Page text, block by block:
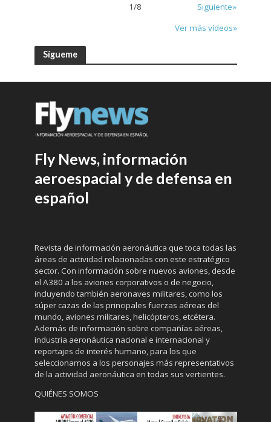
1/8
Siguiente»
Ver más vídeos»
Sígueme
Fly News, información
aeroespacial y de defensa en
español
Revista de información aeronáutica que toca todas las
áreas de actividad relacionadas con este estratégico
sector. Con información sobre nuevos aviones, desde
el A380 a los aviones corporativos o de negocio,
incluyendo también aeronaves militares, como los
súper cazas de las principales fuerzas aéreas del
mundo, aviones militares, helicópteros, etcétera.
Además de información sobre compañías aéreas,
industria aeronáutica nacional e internacional y
reportajes de interés humano, para los que
seleccionamos a los personajes más representativos
de la actividad aeronáutica en todas sus vertientes.
QUIÉNES SOMOS